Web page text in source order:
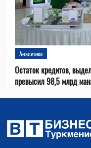
Аналитика
Остаток кредитов,
превысил 98,5 млрд